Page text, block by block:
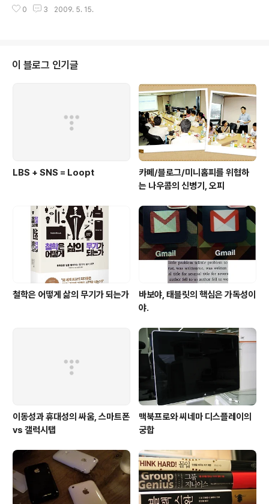
지원되지 않습니다. 하지만, 3G 연결이 불가능한 아이팟터
반드시 실행해야 하는" 것이 킬러앱으로 자리 잡을 수 있다
로컬라이제이션도 무척 중요한 과제가 될 것입니다. 그런
면에서 자문하게 됩니다. 현재 내가 사용하는 스마트폰에
서 가장 자주 보는 서비스가 무엇인지... 날씨, 시계(인터넷
연계 서비스는 아니죠), 메일, 캘린더, 트위터, 주식정보, 뉴
스 정도가 아닐까 싶군요. 그리고, 중요한 것 하나.. 모바일
0 3 2009. 5. 15.
이 블로그 인기글
LBS + SNS = Loopt
카페/블로그/미니홈피를 위협하
는 나우콤의 신병기, 오피
철학은 어떻게 삶의 무기가 되는가
바보야, 태블릿의 핵심은 가독성이
야.
이동성과 휴대성의 싸움, 스마트폰
vs 갤럭시탭
맥북프로와 씨네마 디스플레이의
궁합